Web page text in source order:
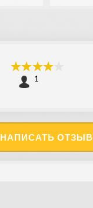
1
НАПИСАТЬ ОТЗЫВ